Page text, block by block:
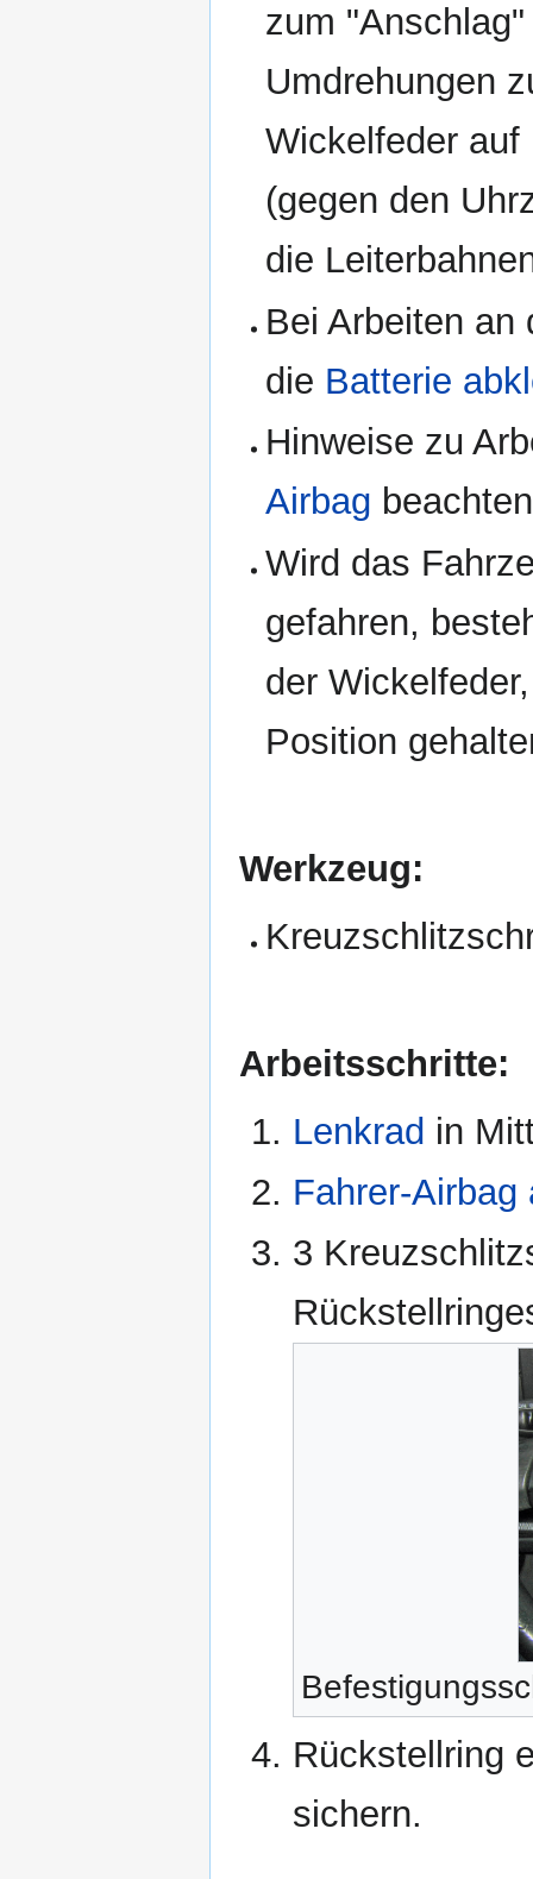
zum
Umdrehungen
Wickelfeder
(gegen den
die
Bei Arbeiten an
die Batterie
Hinweise zu
Airbag
Wird das
gefahren,
der
Position
Werkzeug:
Arbeitsschritte:
Lenkrad in
Fahrer-Airbag
3
Rückstellring
sichern.